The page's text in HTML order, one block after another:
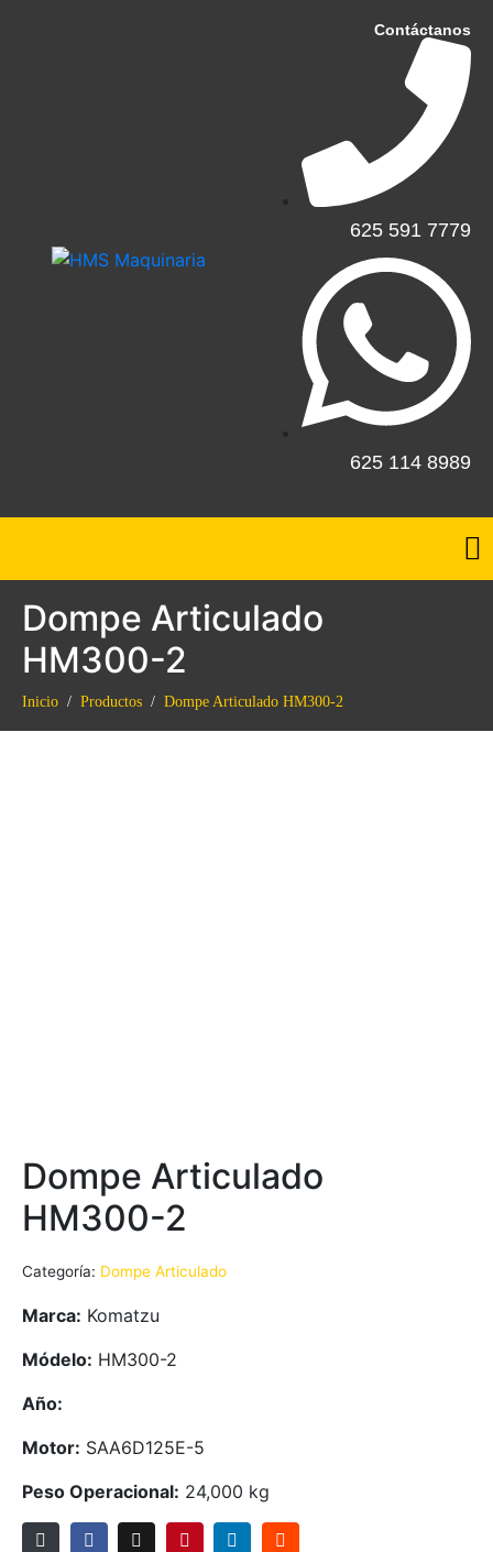
Contáctanos
625 591 7779​
625 114 8989
Dompe Articulado
HM300-2
Inicio Productos Dompe Articulado HM300-2
Dompe Articulado
HM300-2
Categoría: Dompe Articulado
Marca: Komatzu
Módelo: HM300-2
Año:
Motor: SAA6D125E-5
Peso Operacional: 24,000 kg